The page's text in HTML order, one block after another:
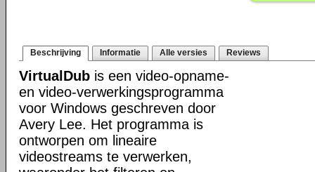
Beschrijving Informatie Alle versies Reviews
VirtualDub is een video-opname-
en video-verwerkingsprogramma
voor Windows geschreven door
Avery Lee. Het programma is
ontworpen om lineaire
videostreams te verwerken,